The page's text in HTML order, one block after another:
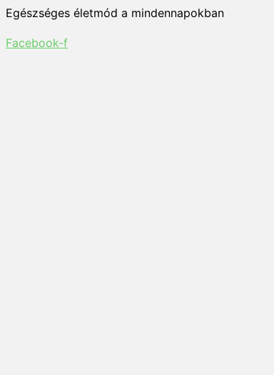
Egészséges életmód a mindennapokban
Facebook-f